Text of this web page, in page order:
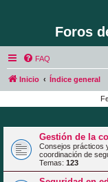
Foros
FAQ
Inicio Índice general
Gestión de la
Consejos prácticos
coordinación de
Temas: 123